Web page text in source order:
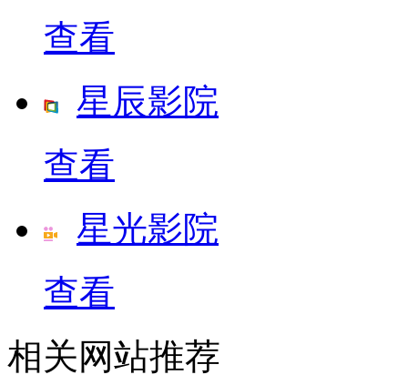
查看
星辰影院
查看
星光影院
查看
相关网站推荐